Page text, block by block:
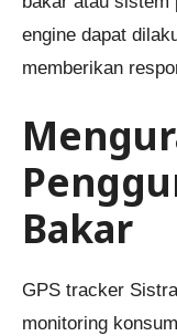
engine dapat
memberikan
Bakar
GPS tracker
monitoring